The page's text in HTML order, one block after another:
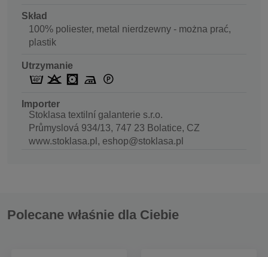
Skład
100% poliester, metal nierdzewny - można prać,
plastik
Utrzymanie
Importer
Stoklasa textilní galanterie s.r.o.
Průmyslová 934/13, 747 23 Bolatice, CZ
www.stoklasa.pl, eshop@stoklasa.pl
Polecane właśnie dla Ciebie